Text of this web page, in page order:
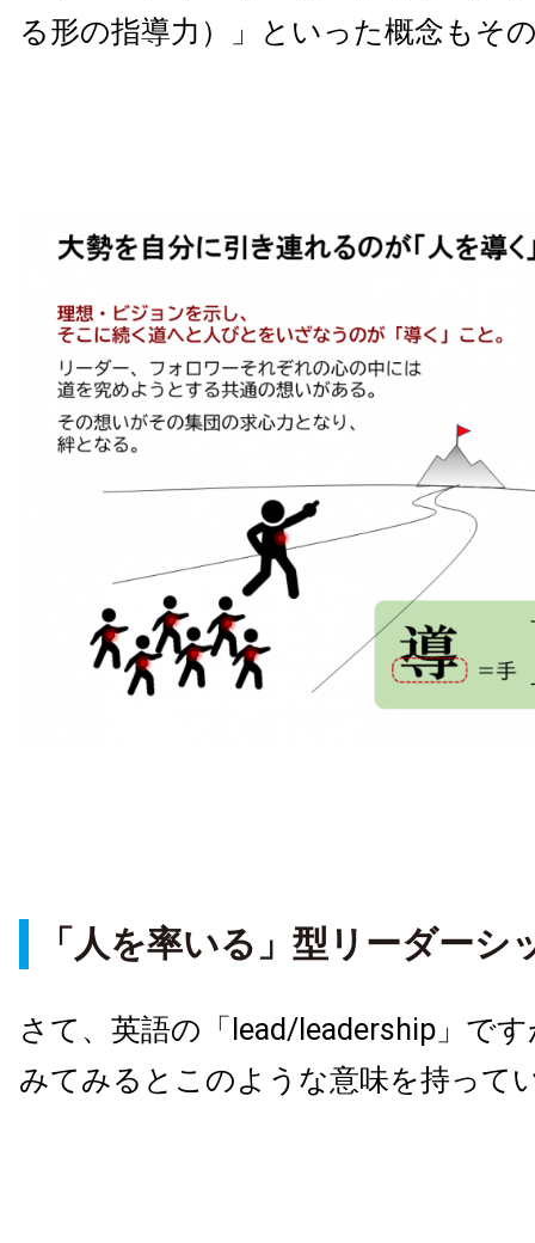
る形の指導力）」といった概念もそ
「人を率いる」型リーダーシ
さて、英語の「lead/leadership」で
みてみるとこのような意味を持って